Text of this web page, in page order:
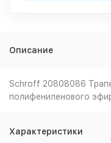
Описание
Schroff 20808086
полифениленового
Характеристики